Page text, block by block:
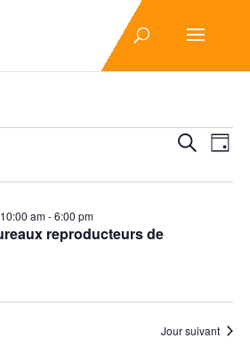
Recherche
de
Jour
reproducteurs de
am-6:00 pm
Jour suivant